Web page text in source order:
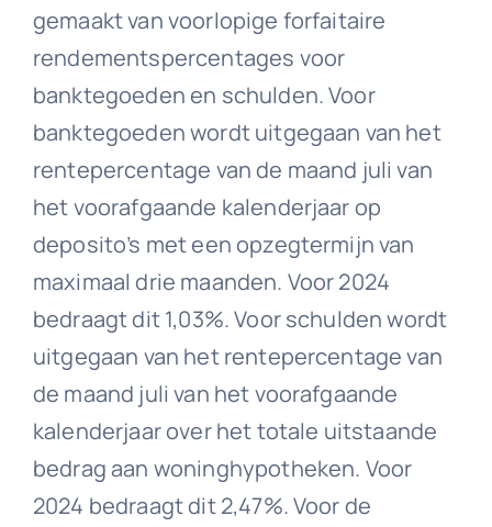
gemaakt van voorlopige forfaitaire
rendementspercentages voor
banktegoeden en schulden. Voor
banktegoeden wordt uitgegaan van het
rentepercentage van de maand juli van
het voorafgaande kalenderjaar op
deposito’s met een opzegtermijn van
maximaal drie maanden. Voor 2024
bedraagt dit 1,03%. Voor schulden wordt
uitgegaan van het rentepercentage van
de maand juli van het voorafgaande
kalenderjaar over het totale uitstaande
bedrag aan woninghypotheken. Voor
2024 bedraagt dit 2,47%. Voor de